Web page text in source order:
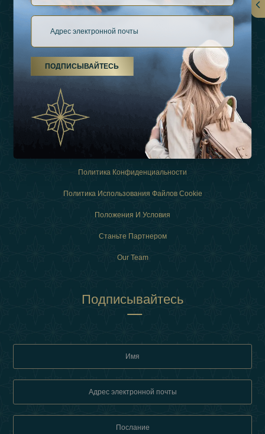
О Нас
Виды Отдыха
Связаться
Политика Конфиденциальности
Политика Использования Файлов Cookie
Положения И Условия
Станьте Партнером
Our Team
Подписывайтесь
ПОДПИСЫВАЙТЕСЬ